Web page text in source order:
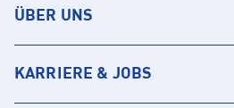
ÜBER UNS
KARRIERE & JOBS